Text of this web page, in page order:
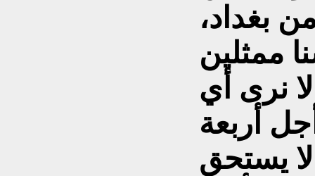
بغداد،
ممثلين
لا نرى أي
أربعة
لا يستحق